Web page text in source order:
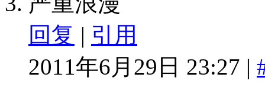
回复 | 引用
2011年6月29日 23:27 |